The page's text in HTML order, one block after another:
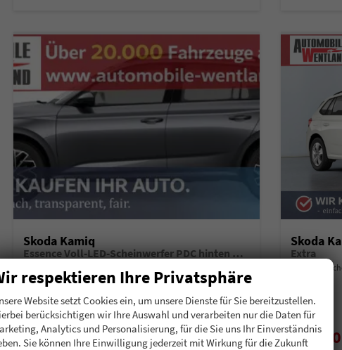
Skoda Kamiq
Essence Voll-LED-Scheinwerfer PDC hinten Klima
Fahrzeugnummer 196911
Schalt. 5-Gang
Benzin 70 kW (95 PS)
20.780,– € Details
Skoda
Extra
Fahrzeugnummer
Kraftstoff Benzin
respektieren Ihre Privatsphäre
Website setzt Cookies ein, um unsere Dienste für Sie bereitzustellen.
berücksichtigen wir Ihre Auswahl und verarbeiten nur die Daten für
Analytics und Personalisierung, für die Sie uns Ihr Einverständnis
Sie können Ihre Einwilligung jederzeit mit Wirkung für die Zukunft